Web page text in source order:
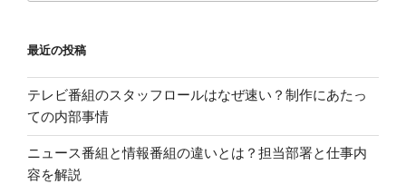
最近の投稿
テレビ番組のスタッフロールはなぜ速い？制作にあたっ
ての内部事情
ニュース番組と情報番組の違いとは？担当部署と仕事内
容を解説